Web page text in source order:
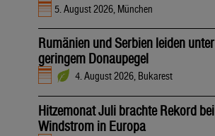
5. August 2026, München
Rumänien und Serbien leiden unter
geringem Donaupegel
4. August 2026, Bukarest
Hitzemonat Juli brachte Rekord bei
Windstrom in Europa